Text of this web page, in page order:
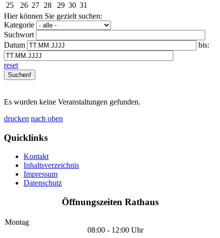
25
26 27 28 29 30 31
Hier können Sie gezielt suchen:
Kategorie
Suchwort
Datum
bis:
reset
Es wurden keine Veranstaltungen gefunden.
drucken nach oben
Quicklinks
Kontakt
Inhaltsverzeichnis
Impressum
Datenschutz
Öffnungszeiten Rathaus
Montag
08:00 - 12:00 Uhr